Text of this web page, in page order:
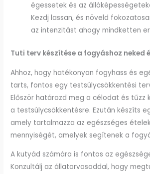
égessetek és az
Kezdj lassan, és növeld
az intenzitást ahogy mindketten
Tuti terv készítése a fogyáshoz neked
Ahhoz, hogy hatékonyan fogyhass és
tarts, fontos egy testsúlycsökkentési
Először határozd meg a célodat és tűzz
a testsúlycsökkentésre. Ezután készíts
amely tartalmazza az egészséges
mennyiségét, amelyek segítenek a
A kutyád számára is fontos az
Konzultálj az állatorvosoddal, hogy